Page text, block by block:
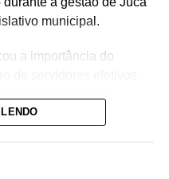
municipal.
a importância do